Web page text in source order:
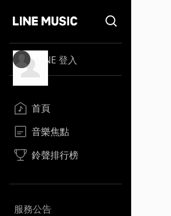
LINE 登入
首頁
音樂焦點
鈴聲排行榜
服務公告